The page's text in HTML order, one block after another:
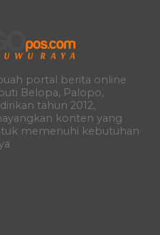
portal berita online
Belopa, Palopo,
tahun 2012,
konten yang
memenuhi kebutuhan